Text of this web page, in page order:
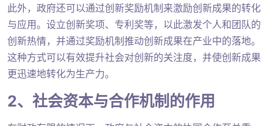
此外，政府还可以通过创新奖励机制来激励创新成果的转化
与应用。设立创新奖项、专利奖等，以此激发个人和团队的
创新热情，并通过奖励机制推动创新成果在产业中的落地。
这种方式可以有效提升社会对创新的关注度，并使创新成果
更迅速地转化为生产力。
2、社会资本与合作机制的作用